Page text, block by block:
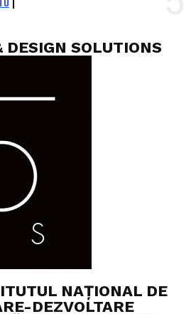
DESIGN SOLUTIONS
NAȚIONAL DE
DEZVOLTARE